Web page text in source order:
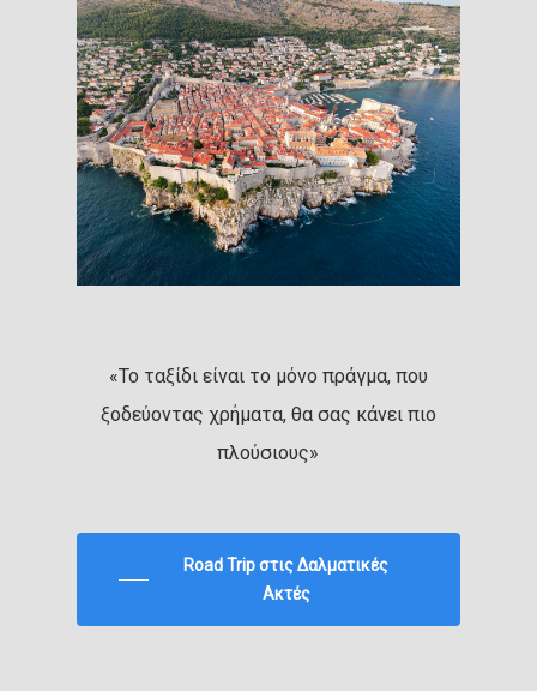
«Το ταξίδι είναι το μόνο πράγμα, που
ξοδεύοντας χρήματα, θα σας κάνει πιο
πλούσιους»
Road Trip στις Δαλματικές
Ακτές